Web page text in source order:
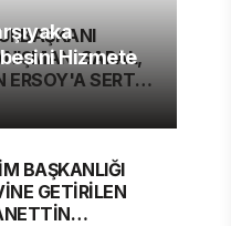
Hizmete
SARAL,
ERSOY'A SERT
BAŞKANLIĞI
GETİRİLEN